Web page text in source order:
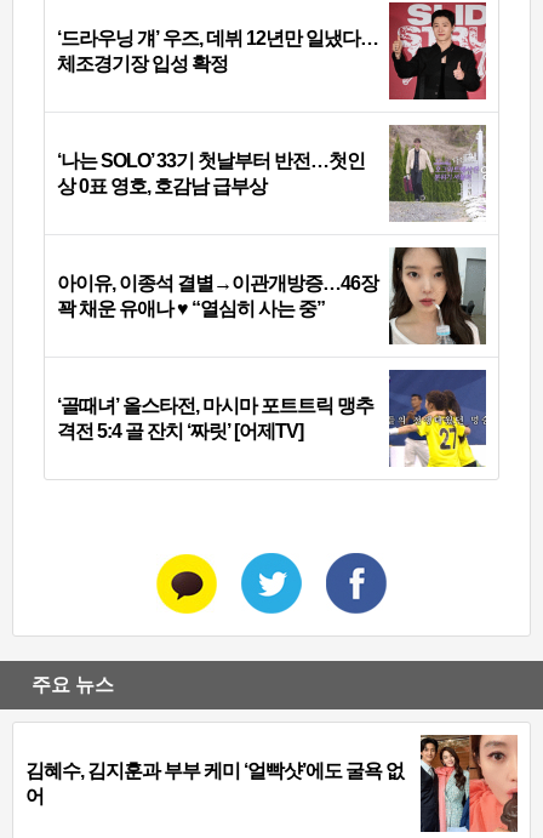
‘드라우닝 걔’ 우즈, 데뷔 12년만 일냈다…
체조경기장 입성 확정
‘나는 SOLO’ 33기 첫날부터 반전…첫인
상 0표 영호, 호감남 급부상
아이유, 이종석 결별→이관개방증…46장
꽉 채운 유애나 ♥ “열심히 사는 중”
‘골때녀’ 올스타전, 마시마 포트트릭 맹추
격전 5:4 골 잔치 ‘짜릿’ [어제TV]
주요 뉴스
김혜수, 김지훈과 부부 케미 ‘얼빡샷’에도 굴욕 없
어